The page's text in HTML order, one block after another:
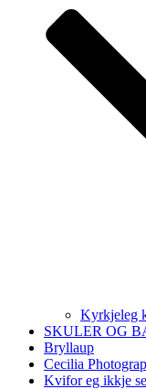
Kyrkjeleg
SKULER OG
Bryllaup
Cecilia
Kvifor eg ikkje